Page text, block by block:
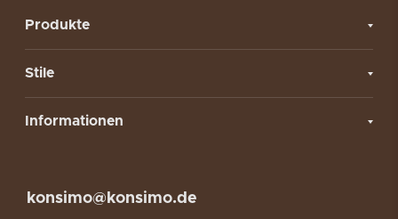
Produkte
Stile
Informationen
konsimo@konsimo.de